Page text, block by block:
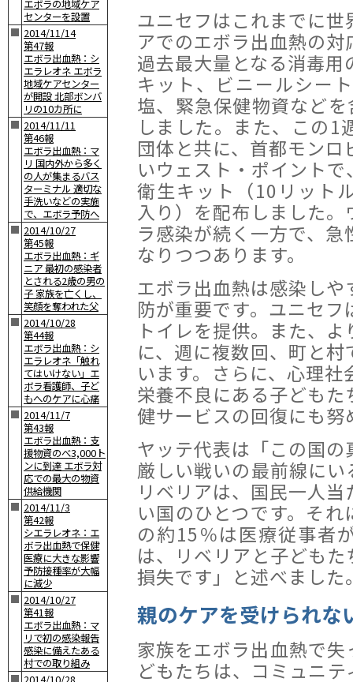
エボラの地域ケア
センターを設置
■ 2014/11/14
第47報
エボラ出血熱：シ
エラレオネ エボラ
地域ケアセンター
が開設 北部ボンバ
リの10カ所に
■ 2014/11/11
第46報
エボラ出血熱：マ
リ 国内外から多く
の人が集まるバス
ターミナル 適切な
手洗いなどの実施
で、エボラ予防へ
■ 2014/10/27
第45報
エボラ出血熱：ギ
ニア 最初の感染者
とされる2歳の男の
子 家族を亡くし、
笑顔を奪われた父
■ 2014/10/28
第44報
エボラ出血熱：シ
エラレオネ「触れ
てはいけない」エ
ボラ看護師、子ど
もへのケアに心痛
■ 2014/11/7
第43報
エボラ出血熱：支
援物資のべ3,000ト
ンに到達 エボラ対
応での最大の物資
供給機関
■ 2014/11/3
第42報
シエラレオネ：エ
ボラ出血熱で保健
医療に大きな影響
予防接種率が大幅
に減少
■ 2014/10/27
第41報
エボラ出血熱：マ
リで初の感染報告
感染に備えたある
村での取り組み
■
ユニセフはこれまでに
アでのエボラ出血熱の
過去最大量となる消毒
キット、ビニールシー
塩、緊急保健物資など
しました。また、この1
団体と共に、首都モン
いウェスト・ポイント
衛生キット（10リット
入り）を配布しました
ラ感染が続く一方で、
なりつつあります。
エボラ出血熱は感染し
防が重要です。ユニセ
トイレを提供。また、
に、週に複数回、町と
います。さらに、心理
栄養不良にある子ども
健サービスの回復にも努
ヤッテ代表は「この国
厳しい戦いの最前線に
リベリアは、国民一人
い国のひとつです。そ
の約15％は医療従事者
は、リベリアと子ども
損失です」と述べました
親のケアを受けられな
家族をエボラ出血熱で失
どもたちは、コミュニテ